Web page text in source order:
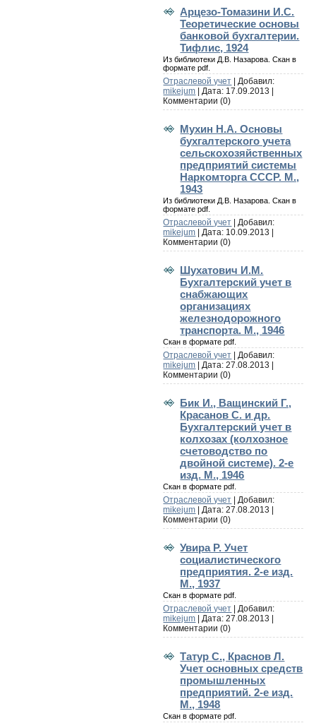
Арцезо-Томазини И.С.
Теоретические основы
банковой бухгалтерии.
Тифлис, 1924
Из библиотеки Д.В. Назарова. Скан в
формате pdf.
Отраслевой учет | Добавил:
mikejum | Дата: 17.09.2013
Комментарии (0)
Мухин Н.А. Основы
бухгалтерского учета
сельскохозяйственных
предприятий системы
Наркомторга СССР. М.,
1943
Из библиотеки Д.В. Назарова. Скан в
формате pdf.
Отраслевой учет | Добавил:
mikejum | Дата: 10.09.2013
Комментарии (0)
Шухатович И.М.
Бухгалтерский учет в
снабжающих
организациях
железнодорожного
транспорта. М., 1946
Скан в формате pdf.
Отраслевой учет | Добавил:
mikejum | Дата:27.08.2013
Комментарии (0)
Бик И., Ващинский Г.,
Красанов С. и др.
Бухгалтерский учет в
колхозах (колхозное
счетоводство по
двойной системе). 2-е
изд. М., 1946
Скан в формате pdf.
Отраслевой учет | Добавил:
mikejum | Дата:27.08.2013
Комментарии (0)
Увира Р. Учет
социалистического
предприятия. 2-е изд.
М., 1937
Скан в формате pdf.
Отраслевой учет | Добавил:
mikejum | Дата:27.08.2013
Комментарии (0)
Татур С., Краснов Л.
Учет основных средств
промышленных
предприятий. 2-е изд.
М., 1948
Скан в формате pdf.